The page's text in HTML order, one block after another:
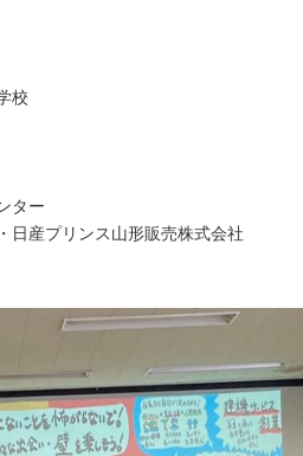
校
ター
日産プリンス山形販売株式会社